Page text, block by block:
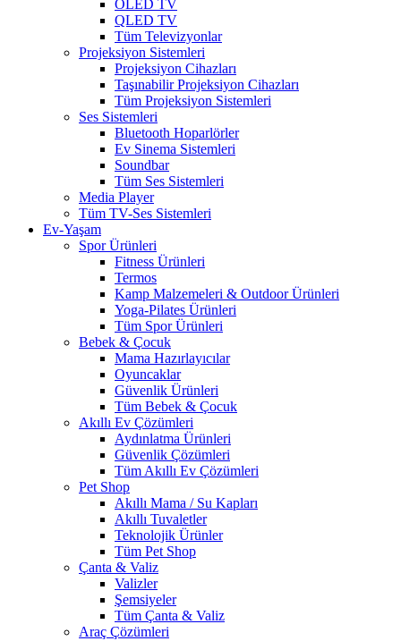
OLED TV
QLED TV
Tüm Televizyonlar
Projeksiyon Sistemleri
Projeksiyon Cihazları
Taşınabilir Projeksiyon Cihazları
Tüm Projeksiyon Sistemleri
Ses Sistemleri
Bluetooth Hoparlörler
Ev Sinema Sistemleri
Soundbar
Tüm Ses Sistemleri
Media Player
Tüm TV-Ses Sistemleri
Ev-Yaşam
Spor Ürünleri
Fitness Ürünleri
Termos
Kamp Malzemeleri & Outdoor Ürünleri
Yoga-Pilates Ürünleri
Tüm Spor Ürünleri
Bebek & Çocuk
Mama Hazırlayıcılar
Oyuncaklar
Güvenlik Ürünleri
Tüm Bebek & Çocuk
Akıllı Ev Çözümleri
Aydınlatma Ürünleri
Güvenlik Çözümleri
Tüm Akıllı Ev Çözümleri
Pet Shop
Akıllı Mama / Su Kapları
Akıllı Tuvaletler
Teknolojik Ürünler
Tüm Pet Shop
Çanta & Valiz
Valizler
Şemsiyeler
Tüm Çanta & Valiz
Araç Çözümleri